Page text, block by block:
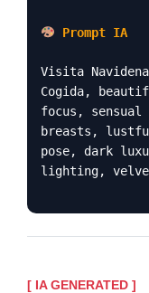
Prompt IA
Visita
Cogida,
focus, sensual
breasts, lustful
pose, dark
lighting,
[ IA GENERATED ]